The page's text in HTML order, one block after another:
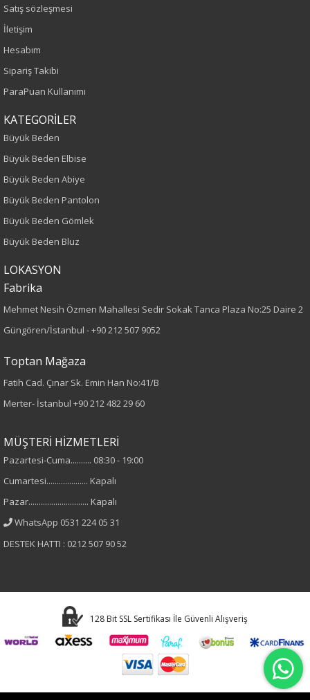
Renk
Kırmızı
Sezon
İlkbahar-Yaz
Yetişkin
Kalıp
Büyük Beden
75
Desen
Ekoseli
%50 Pamuk
%50 Viskon
Kadın
Satış sözleşmesi
İletişim
Hesabım
Sipariş Takibi
ParaPuan Kullanımı
KATEGORİLER
Büyük Beden
Büyük Beden Elbise
Büyük Beden Abiye
Büyük Beden Pantolon
Büyük Beden Gömlek
Büyük Beden Bluz
LOKASYON
Fabrika
Mehmet Nesih Özmen Mahallesi Sedir Sokak Tanca Plaza No:25 Daire 2
Güngören/İstanbul -+90 212 507 9052
Toptan Mağaza
Fatih Cad. Çınar Sk. Emin Han No:41/B
Merter- İstanbul +90 212 482 29 60
MÜŞTERİ HİZMETLERİ
Pazartesi-Cuma.......... 08:30 - 19:00
Cumartesi.................... Kapalı
Pazar............................. Kapalı
WhatsApp 0531 224 05 31
DESTEK HATTI : 0212 507 90 52
128 Bit SSL Sertifikası İle Güvenli Alışveriş